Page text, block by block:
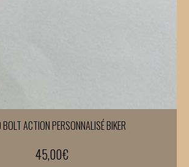
ACTION PERSONNALISÉ BIKER
45,00€